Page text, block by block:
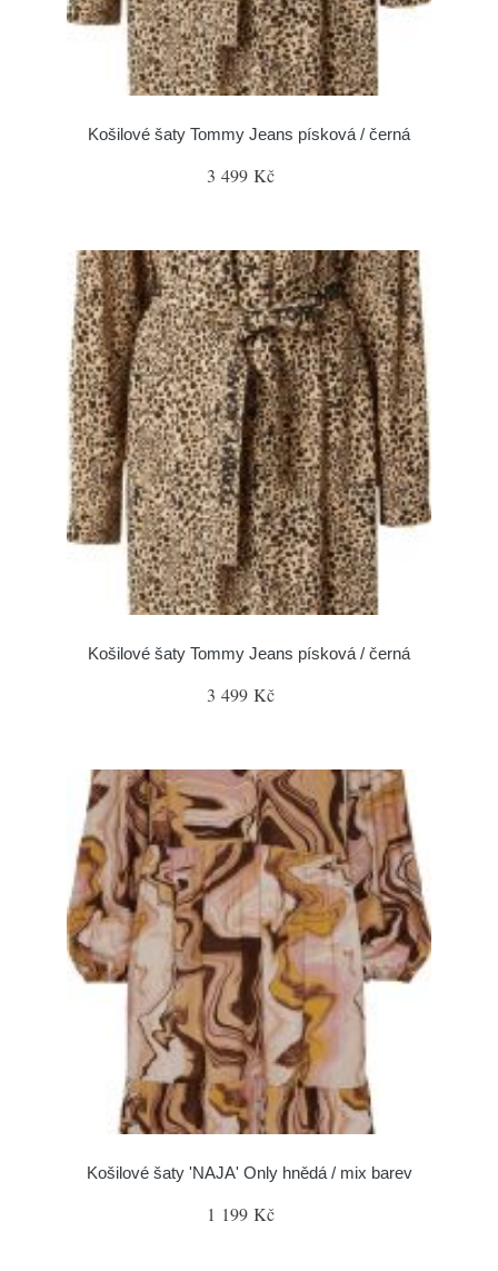
Košilové šaty Tommy Jeans písková / černá
3 499 Kč
Košilové šaty Tommy Jeans písková / černá
3 499 Kč
Košilové šaty 'NAJA' Only hnědá / mix barev
1 199 Kč